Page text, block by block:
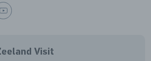
BEKIJK
PAGINA Visit